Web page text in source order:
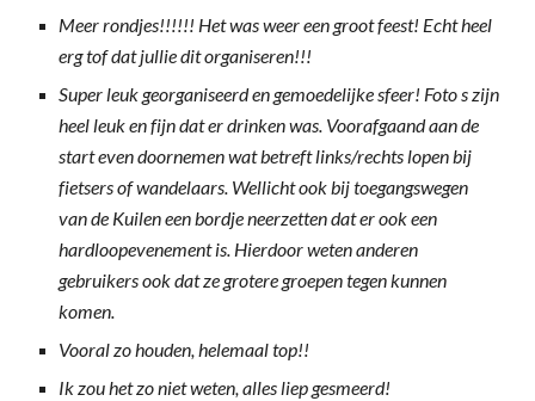
Meer rondjes!!!!!! Het was weer een groot feest! Echt heel
erg tof dat jullie dit organiseren!!!
Super leuk georganiseerd en gemoedelijke sfeer! Foto s zijn
heel leuk en fijn dat er drinken was. Voorafgaand aan de
start even doornemen wat betreft links/rechts lopen bij
fietsers of wandelaars. Wellicht ook bij toegangswegen
van de Kuilen een bordje neerzetten dat er ook een
hardloopevenement is. Hierdoor weten anderen
gebruikers ook dat ze grotere groepen tegen kunnen
komen.
Vooral zo houden, helemaal top!!
Ik zou het zo niet weten, alles liep gesmeerd!